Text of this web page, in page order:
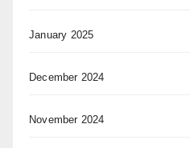
January 2025
December 2024
November 2024